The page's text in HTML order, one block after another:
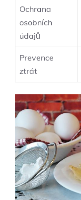
Ochrana
osobních
údajů
Prevence
ztrát